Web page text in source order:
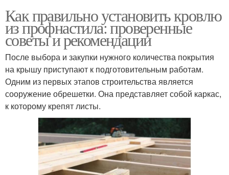
Как правильно установить кровлю
из профнастила: проверенные
советы и рекомендации
После выбора и закупки нужного количества покрытия
на крышу приступают к подготовительным работам.
Одним из первых этапов строительства является
сооружение обрешетки. Она представляет собой каркас,
к которому крепят листы.